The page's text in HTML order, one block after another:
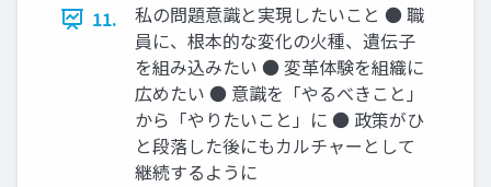
11.
私の問題意識と実現したいこと ● 職
員に、根本的な変化の火種、遺伝子
を組み込みたい ● 変革体験を組織に
広めたい ● 意識を「やるべきこと」
から「やりたいこと」に ● 政策がひ
と段落した後にもカルチャーとして
継続するように